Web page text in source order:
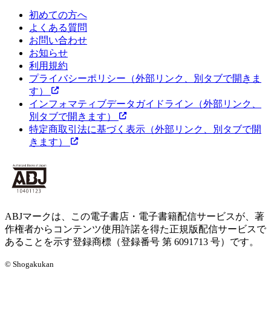
初めての方へ
よくある質問
お問い合わせ
お知らせ
利用規約
プライバシーポリシー （外部リンク、別タブで開きま
す）
インフォマティブデータガイドライン （外部リンク、
別タブで開きます）
特定商取引法に基づく表示 （外部リンク、別タブで開
きます）
ABJマークは、この電子書店・電子書籍配信サービスが、著
作権者からコンテンツ使用許諾を得た正規版配信サービスで
あることを示す登録商標（登録番号 第 6091713 号）です。
© Shogakukan